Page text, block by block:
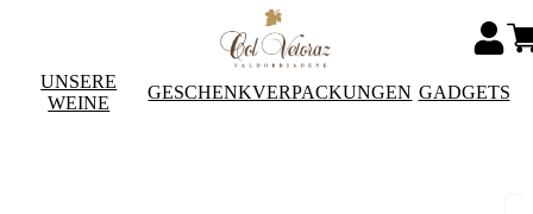
UNSERE
WEINE
GESCHENKVERPACKUNGEN GADGETS